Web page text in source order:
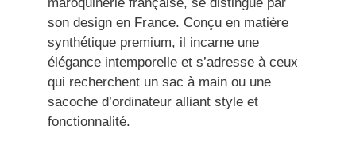
son design en France. Conçu en matière
synthétique premium, il incarne une
élégance intemporelle et s’adresse à ceux
qui recherchent un sac à main ou une
sacoche d’ordinateur alliant style et
fonctionnalité.